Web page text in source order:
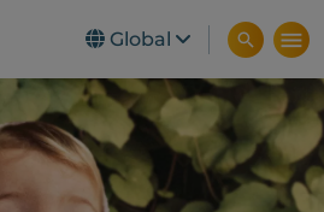
Global